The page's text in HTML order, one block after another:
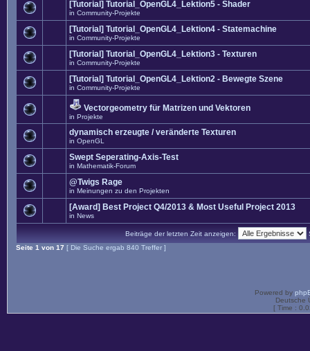
[Tutorial] Tutorial_OpenGL4_Lektion5 - Shader
in Community-Projekte
[Tutorial] Tutorial_OpenGL4_Lektion4 - Statemachine
in Community-Projekte
[Tutorial] Tutorial_OpenGL4_Lektion3 - Texturen
in Community-Projekte
[Tutorial] Tutorial_OpenGL4_Lektion2 - Bewegte Szene
in Community-Projekte
Vectorgeometry für Matrizen und Vektoren
in Projekte
dynamisch erzeugte / veränderte Texturen
in OpenGL
Swept Seperating-Axis-Test
in Mathematik-Forum
@Twigs Rage
in Meinungen zu den Projekten
[Award] Best Project Q4/2013 & Most Useful Project 2013
in News
Beiträge der letzten Zeit anzeigen:
Seite 1 von 17 [ Die Suche ergab 840 Treffer ]
Powered by
Deutsche
[ Time :